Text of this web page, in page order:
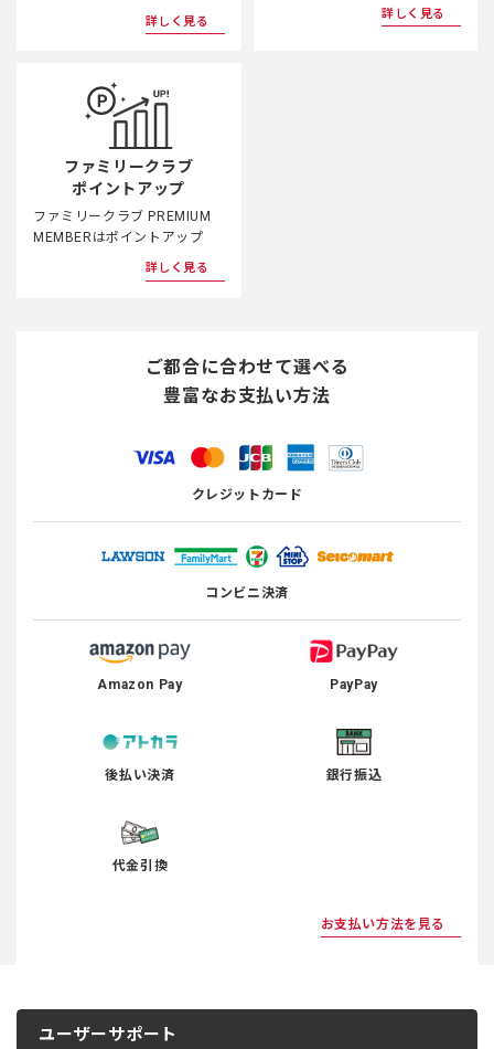
詳しく見る
詳しく見る
ファミリークラブ
ポイントアップ
ファミリークラブ PREMIUM
MEMBERはポイントアップ
詳しく見る
ご都合に合わせて選べる
豊富なお支払い方法
クレジットカード
コンビニ決済
Amazon Pay PayPay
後払い決済 銀行振込
代金引換
お支払い方法を見る
ユーザーサポート